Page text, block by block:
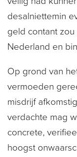
desalniettemin
geld contant
Nederland en
Op grond van
vermoeden
misdrijf
verdachte mag
concrete,
hoogst